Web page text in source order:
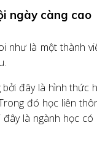
ngày càng cao
như là một thành
đây là hình thức
đó học liên
là ngành học có